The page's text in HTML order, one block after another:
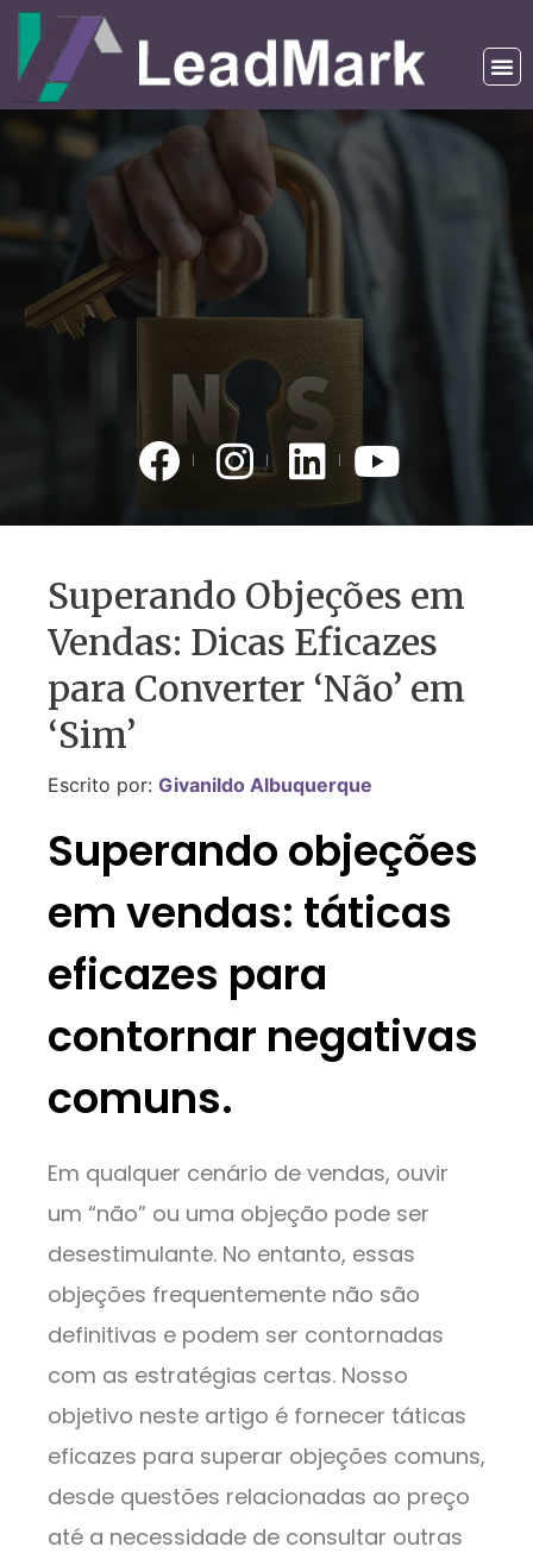
Superando Objeções em
Vendas: Dicas Eficazes
para Converter ‘Não’ em
‘Sim’
Escrito por: Givanildo Albuquerque
Superando objeções
em vendas: táticas
eficazes para
contornar negativas
comuns.
Em qualquer cenário de vendas, ouvir
um “não” ou uma objeção pode ser
desestimulante. No entanto, essas
objeções frequentemente não são
definitivas e podem ser contornadas
com as estratégias certas. Nosso
objetivo neste artigo é fornecer táticas
eficazes para superar objeções comuns,
desde questões relacionadas ao preço
até a necessidade de consultar outras